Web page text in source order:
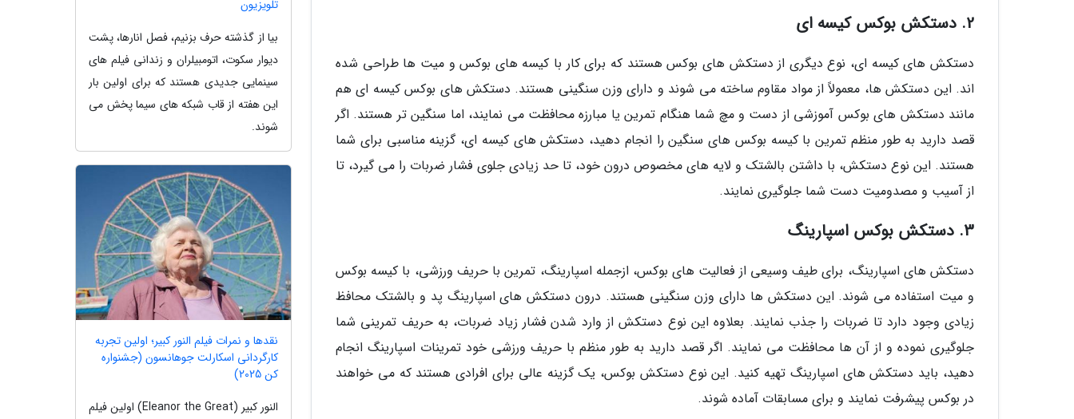
2. دستکش بوکس کیسه ای
دستکش های کیسه ای، نوع دیگری از دستکش های بوکس هستند که برای کار با کیسه های بوکس و میت ها طراحی شده
اند. این دستکش ها، معمولاً از مواد مقاوم ساخته می شوند و دارای وزن سنگینی هستند. دستکش های بوکس کیسه ای هم
مانند دستکش های بوکس آموزشی از دست و مچ شما هنگام تمرین یا مبارزه محافظت می نمایند، اما سنگین تر هستند. اگر
قصد دارید به طور منظم تمرین با کیسه بوکس های سنگین را انجام دهید، دستکش های کیسه ای، گزینه مناسبی برای شما
هستند. این نوع دستکش، با داشتن بالشتک و لایه های مخصوص درون خود، تا حد زیادی جلوی فشار ضربات را می گیرد، تا
از آسیب و مصدومیت دست شما جلوگیری نمایند.
3. دستکش بوکس اسپارینگ
دستکش های اسپارینگ، برای طیف وسیعی از فعالیت های بوکس، ازجمله اسپارینگ، تمرین با حریف ورزشی، با کیسه بوکس
و میت استفاده می شوند. این دستکش ها دارای وزن سنگینی هستند. درون دستکش های اسپارینگ پد و بالشتک محافظ
زیادی وجود دارد تا ضربات را جذب نمایند. بعلاوه این نوع دستکش از وارد شدن فشار زیاد ضربات، به حریف تمرینی شما
جلوگیری نموده و از آن ها محافظت می نمایند. اگر قصد دارید به طور منظم با حریف ورزشی خود تمرینات اسپارینگ انجام
دهید، باید دستکش های اسپارینگ تهیه کنید. این نوع دستکش بوکس، یک گزینه عالی برای افرادی هستند که می خواهند
در بوکس پیشرفت نمایند و برای مسابقات آماده شوند.
تلویزیون
بیا از گذشته حرف بزنیم، فصل انارها، پشت
دیوار سکوت، اتومبیلران و زندانی فیلم های
سینمایی جدیدی هستند که برای اولین بار
این هفته از قاب شبکه های سیما پخش می
شوند.
نقدها و نمرات فیلم النور کبیر؛ اولین تجربه
کارگردانی اسکارلت جوهانسون (جشنواره
کن 2025)
النور کبیر (Eleanor the Great) اولین فیلم